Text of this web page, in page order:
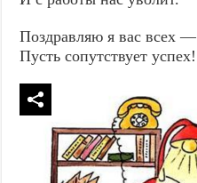
Поздравляю я вас всех —
Пусть сопутствует успех!